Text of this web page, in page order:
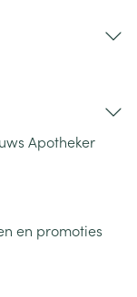
Apotheker
en promoties